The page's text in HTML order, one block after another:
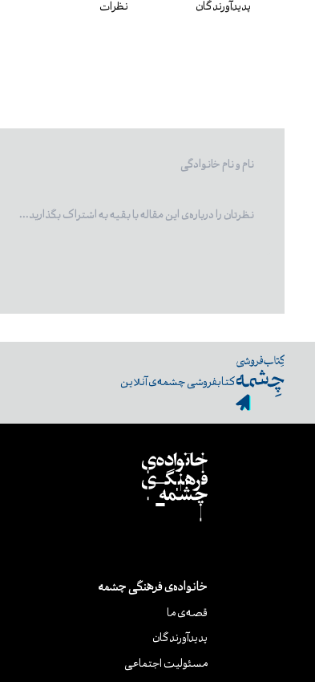
پدیدآورندگان نظرات
کتابفروشی چشمه‌ی آنلاین
خانواده‌ی فرهنگی چشمه
قصه‌ی ما
پدیدآورندگان
مسئولیت اجتماعی